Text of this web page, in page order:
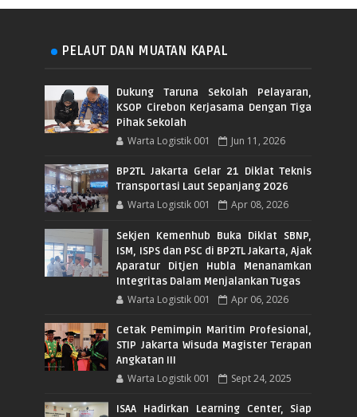
PELAUT DAN MUATAN KAPAL
Dukung Taruna Sekolah Pelayaran,
KSOP Cirebon Kerjasama Dengan Tiga
Pihak Sekolah
Warta Logistik 001 Jun 11, 2026
BP2TL Jakarta Gelar 21 Diklat Teknis
Transportasi Laut Sepanjang 2026
Warta Logistik 001 Apr 08, 2026
Sekjen Kemenhub Buka Diklat SBNP,
ISM, ISPS dan PSC di BP2TL Jakarta, Ajak
Aparatur Ditjen Hubla Menanamkan
Integritas Dalam Menjalankan Tugas
Warta Logistik 001 Apr 06, 2026
Cetak Pemimpin Maritim Profesional,
STIP Jakarta Wisuda Magister Terapan
Angkatan III
Warta Logistik 001 Sept 24, 2025
ISAA Hadirkan Learning Center, Siap